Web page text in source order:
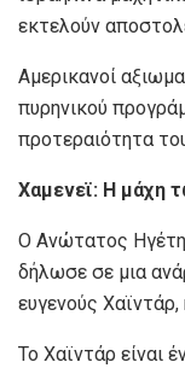
εκτελούν
Αμερικανοί
πυρηνικού
προτεραιότητα
Χαμενεϊ: Η μάχη
Ο Ανώτατος
δήλωσε σε μια
ευγενούς Χαϊντάρ,
Το Χαϊντάρ είναι